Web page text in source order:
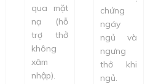
qua mặt
nạ (hỗ
trợ thở
không
xâm
nhập).
chứng
ngáy
ngủ và
ngưng
thở khi
ngủ.